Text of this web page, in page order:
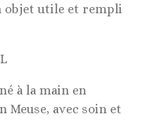
utile et rempli
à la main en
Meuse, avec soin et